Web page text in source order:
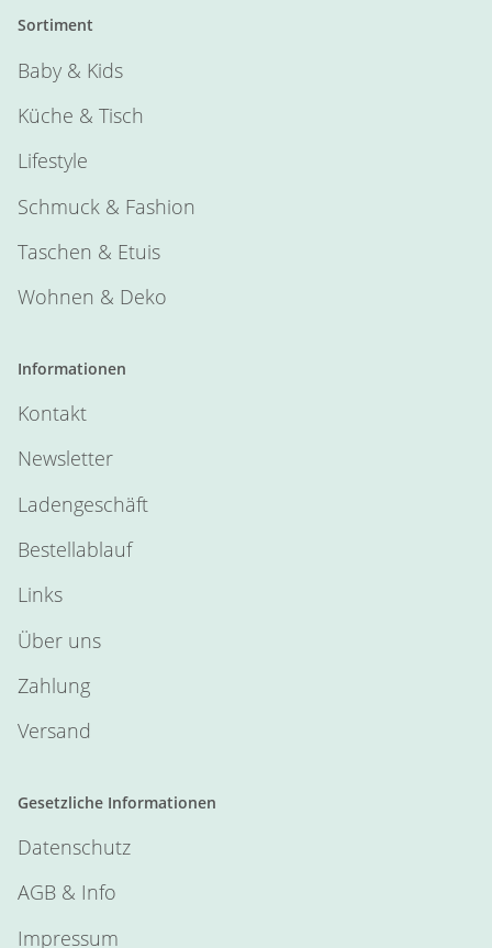
Sortiment
Baby & Kids
Küche & Tisch
Lifestyle
Schmuck & Fashion
Taschen & Etuis
Wohnen & Deko
Informationen
Kontakt
Newsletter
Ladengeschäft
Bestellablauf
Links
Über uns
Zahlung
Versand
Gesetzliche Informationen
Datenschutz
AGB & Info
Impressum